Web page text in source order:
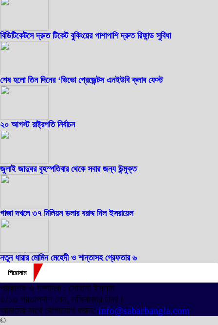
বিডিটিকেটসে দ্রুত টিকেট বুকিংয়ের পাশাপাশি দ্রুত রিফান্ড সুবিধা
শেষ হলো তিন দিনের ‘ভিভো প্রেজেন্টস এনইউবি ক্লাব ফেস্ট
২০ আগস্ট রাষ্ট্রপতি নির্বাচন
জুলাই জাদুঘর বৃহস্পতিবার থেকে সবার জন্য উন্মুক্ত
গাজা দখলে ৩৭ মিলিয়ন ডলার বরাদ্দ দিল ইসরায়েল
নতুন ধারার মোমিন মেহেদী ও শান্তাসহ গ্রেফতার ৬
শিরোনাম
প্রকাশক ও সম্পাদক : সোহানা ইসলাম
৩/১৩ প্রতাপদাশ লেন, লক্ষিবাজার ঢাকা।
আমাদের সাথে যোগাযোগ করুন: info@sabarbangla.com
©